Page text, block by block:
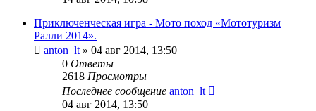
Приключенческая игра - Мото поход «Мототуризм
Ралли 2014».
anton_lt » 04 авг 2014, 13:50
0 Ответы
2618 Просмотры
Последнее сообщение anton_lt
04 авг 2014, 13:50